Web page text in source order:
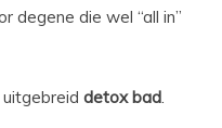
degene die wel “all in”
detox bad.